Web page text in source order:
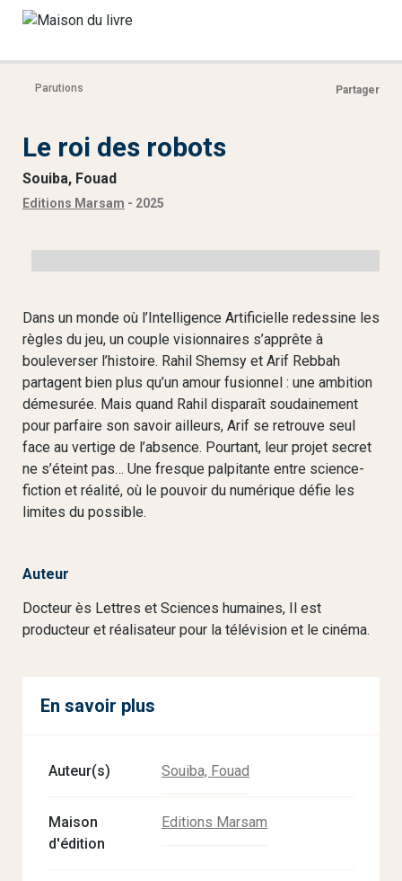
Parutions Partager
Le roi des robots
Souiba, Fouad
Editions Marsam - 2025
Dans un monde où l’Intelligence Artificielle redessine les
règles du jeu, un couple visionnaires s’apprête à
bouleverser l’histoire. Rahil Shemsy et Arif Rebbah
partagent bien plus qu’un amour fusionnel : une ambition
démesurée. Mais quand Rahil disparaît soudainement
pour parfaire son savoir ailleurs, Arif se retrouve seul
face au vertige de l’absence. Pourtant, leur projet secret
ne s’éteint pas… Une fresque palpitante entre science-
fiction et réalité, où le pouvoir du numérique défie les
limites du possible.
Auteur
Docteur ès Lettres et Sciences humaines, Il est
producteur et réalisateur pour la télévision et le cinéma.
En savoir plus
Auteur(s) Souiba, Fouad
Maison
d'édition
Editions Marsam